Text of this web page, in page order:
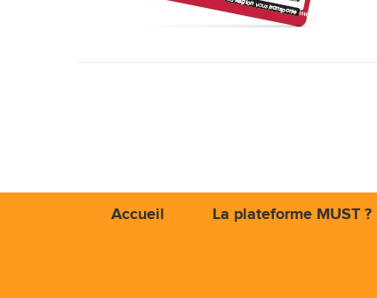
Accueil La plateforme MUST ?